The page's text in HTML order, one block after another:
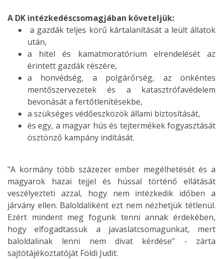
A DK intézkedéscsomagjában követeljük:
a gazdák teljes körű kártalanítását a leült állatok
után,
a hitel és kamatmoratórium elrendelését az
érintett gazdák részére,
a honvédség, a polgárőrség, az önkéntes
mentőszervezetek és a katasztrófavédelem
bevonását a fertőtlenítésekbe,
a szükséges védőeszközök állami biztosítását,
és egy, a magyar hús és tejtermékek fogyasztását
ösztönző kampány indítását.
"A kormány több százezer ember megélhetését és a
magyarok hazai tejjel és hússal történő ellátását
veszélyezteti azzal, hogy nem intézkedik időben a
járvány ellen. Baloldaliként ezt nem nézhetjük tétlenül.
Ezért mindent meg fogunk tenni annak érdekében,
hogy elfogadtassuk a javaslatcsomagunkat, mert
baloldalinak lenni nem divat kérdése" - zárta
sajtótájékoztatóját Földi Judit.